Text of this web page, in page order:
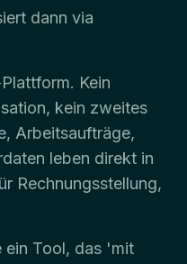
dann via
Kein
kein zweites
Arbeitsaufträge,
leben direkt in
Rechnungsstellung,
ein Tool, das 'mit